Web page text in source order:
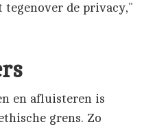
tegenover de privacy,”
en afluisteren is
grens. Zo